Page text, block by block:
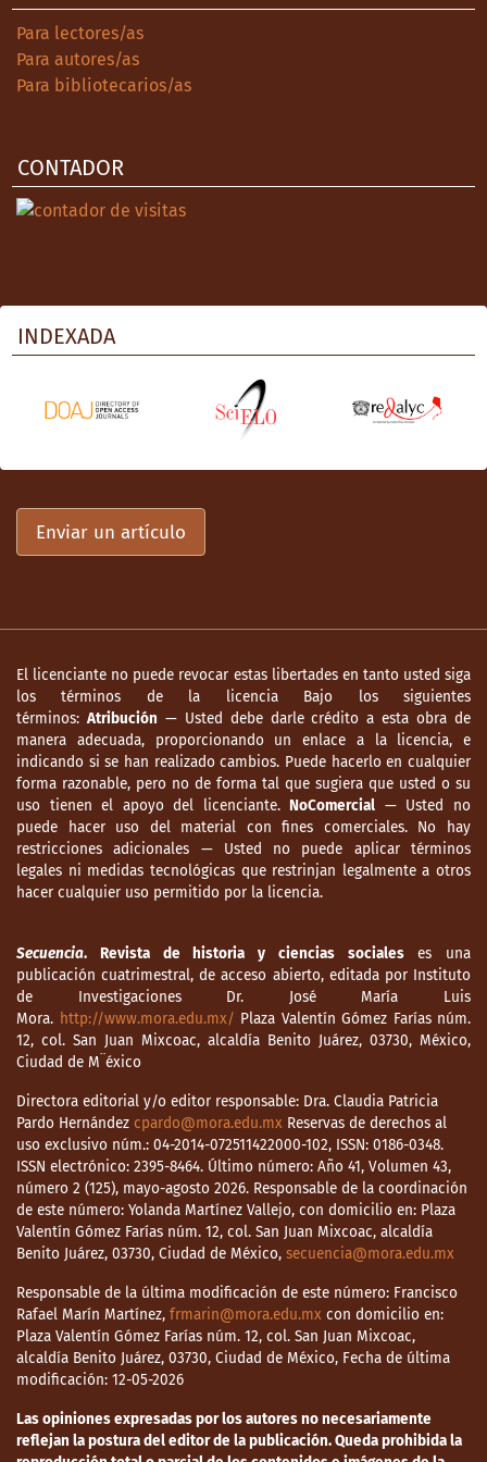
Para lectores/as
Para autores/as
Para bibliotecarios/as
CONTADOR
INDEXADA
Enviar un artículo
El licenciante no puede revocar estas libertades en tanto usted siga
los términos de la licencia Bajo los siguientes
términos: Atribución — Usted debe darle crédito a esta obra de
manera adecuada, proporcionando un enlace a la licencia, e
indicando si se han realizado cambios. Puede hacerlo en cualquier
forma razonable, pero no de forma tal que sugiera que usted o su
uso tienen el apoyo del licenciante.NoComercial — Usted no
puede hacer uso del material con fines comerciales. No hay
restricciones adicionales — Usted no puede aplicar términos
legales ni medidas tecnológicas que restrinjan legalmente a otros
hacer cualquier uso permitido por la licencia.
Secuencia. Revista de historia y ciencias socialeses una
publicación cuatrimestral, de acceso abierto, editada por Instituto
de Investigaciones Dr. José María Luis
Mora. http://www.mora.edu.mx/ Plaza Valentín Gómez Farías núm.
12, col. San Juan Mixcoac, alcaldía Benito Juárez, 03730, México,
Ciudad de M¨éxico
Directora editorial y/o editor responsable: Dra. Claudia Patricia
Pardo Hernández cpardo@mora.edu.mx Reservas de derechos al
uso exclusivo núm.: 04-2014-072511422000-102, ISSN: 0186-0348.
ISSN electrónico: 2395-8464. Último número: Año 41, Volumen 43,
número 2 (125), mayo-agosto 2026. Responsable de la coordinación
de este número: Yolanda Martínez Vallejo, con domicilio en: Plaza
Valentín Gómez Farías núm. 12, col. San Juan Mixcoac, alcaldía
Benito Juárez, 03730, Ciudad de México, secuencia@mora.edu.mx
Responsable de la última modificación de este número: Francisco
Rafael Marín Martínez, frmarin@mora.edu.mx con domicilio en:
Plaza Valentín Gómez Farías núm. 12, col. San Juan Mixcoac,
alcaldía Benito Juárez, 03730, Ciudad de México, Fecha de última
modificación: 12-05-2026
Las opiniones expresadas por los autores no necesariamente
reflejan la postura del editor de la publicación. Queda prohibida la